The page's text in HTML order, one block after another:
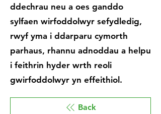
ddechrau neu a oes ganddo
sylfaen wirfoddolwyr sefydledig,
rwyf yma i ddarparu cymorth
parhaus, rhannu adnoddau a helpu
i feithrin hyder wrth reoli
gwirfoddolwyr yn effeithiol.
Back